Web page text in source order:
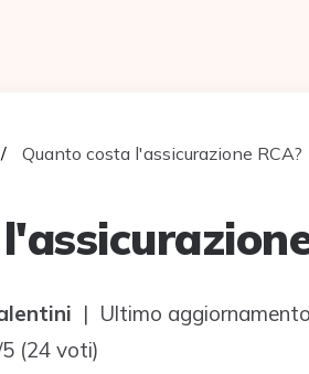
Quanto costa l'assicurazione RCA?
| Ultimo
(24 voti)